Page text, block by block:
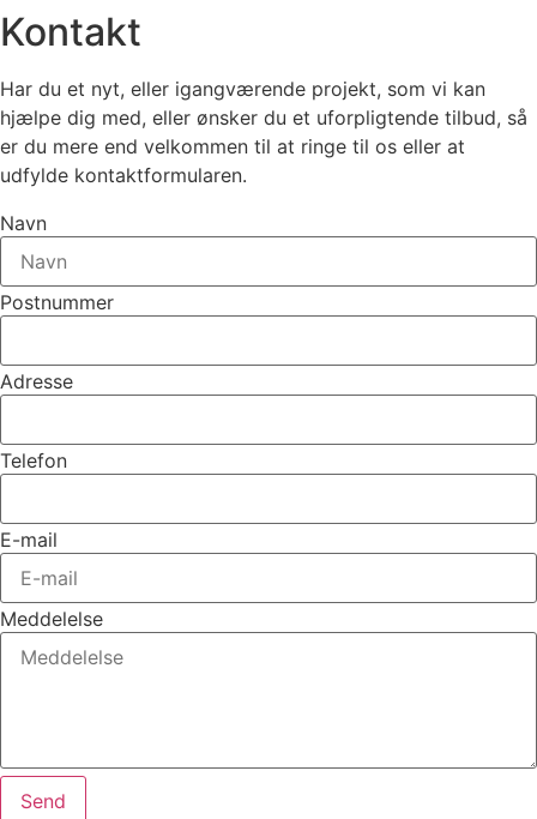
Kontakt
Har du et nyt, eller igangværende projekt, som vi kan
hjælpe dig med, eller ønsker du et uforpligtende tilbud, så
er du mere end velkommen til at ringe til os eller at
udfylde kontaktformularen.
Navn
Postnummer
Adresse
Telefon
E-mail
Meddelelse
Send